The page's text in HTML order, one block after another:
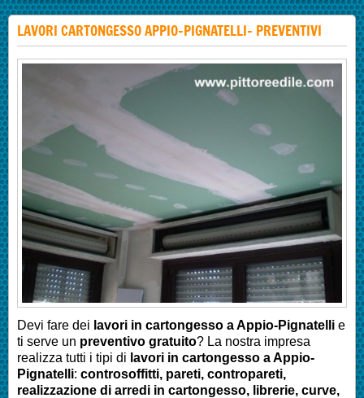
LAVORI CARTONGESSO APPIO-PIGNATELLI- PREVENTIVI
Devi fare dei lavori in cartongesso aAppio-Pignatelli e
ti serve un preventivo gratuito? La nostra impresa
realizza tutti i tipi di lavori in cartongesso aAppio-
Pignatelli: controsoffitti, pareti, contropareti,
realizzazione di arredi in cartongesso, librerie, curve,